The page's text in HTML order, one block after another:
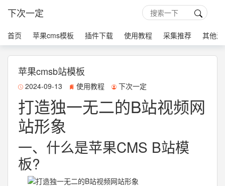
下次一定
首页 苹果cms模板 插件下载 使用教程 采集推荐 其他
苹果cmsb站模板
2024-09-13 使用教程 下次一定
打造独一无二的B站视频网
站形象
一、什么是苹果CMS B站模
板?